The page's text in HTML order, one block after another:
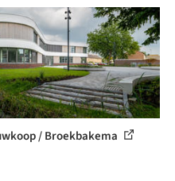
/ Broekbakema